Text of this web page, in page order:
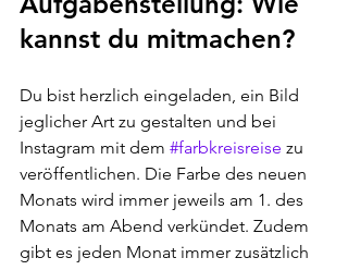
kannst du mitmachen?
Du bist herzlich eingeladen, ein Bild
jeglicher Art zu gestalten und bei
Instagram mit dem #farbkreisreise zu
veröffentlichen. Die Farbe des neuen
Monats wird immer jeweils am 1. des
Monats am Abend verkündet. Zudem
gibt es jeden Monat immer zusätzlich